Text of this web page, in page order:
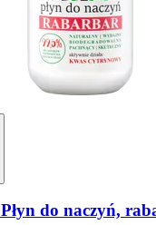
Płyn do naczyń,